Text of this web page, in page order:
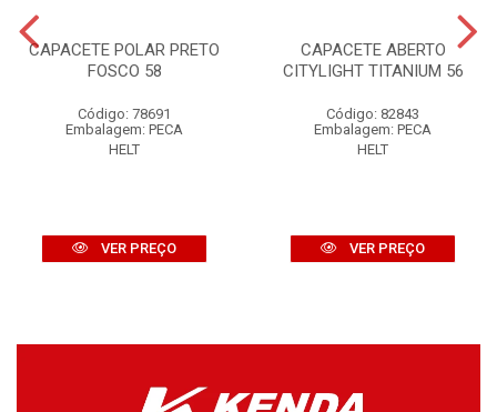
CAPACETE POLAR PRETO
FOSCO 58
Código: 78691
Embalagem: PECA
HELT
VER PREÇO
CAPACETE ABERTO
CITYLIGHT TITANIUM 56
Código: 82843
Embalagem: PECA
HELT
VER PREÇO